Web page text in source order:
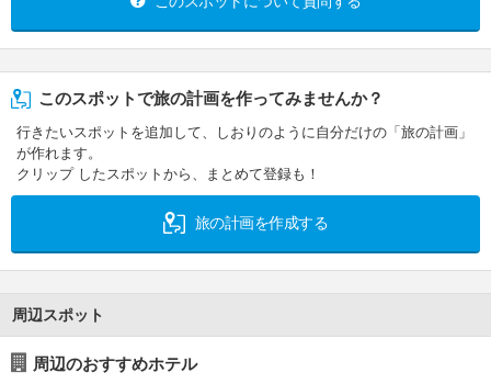
このスポットで旅の計画を作ってみませんか？
行きたいスポットを追加して、しおりのように自分だけの「旅の計画」
が作れます。
クリップ したスポットから、まとめて登録も！
旅の計画を作成する
周辺スポット
周辺のおすすめホテル